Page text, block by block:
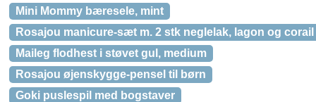
Mini Mommy bæresele, mint
Rosajou manicure-sæt m. 2 stk neglelak, lagon og corail
Maileg flodhest i støvet gul, medium
Rosajou øjenskygge-pensel til børn
Goki puslespil med bogstaver